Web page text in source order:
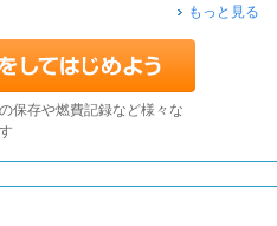
もっと見る
保存や燃費記録など様々な